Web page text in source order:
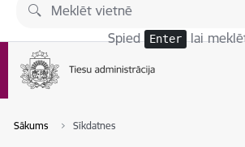
Pāriet uz lapas saturu
Spied Enter lai
Sākums Sīkdatnes